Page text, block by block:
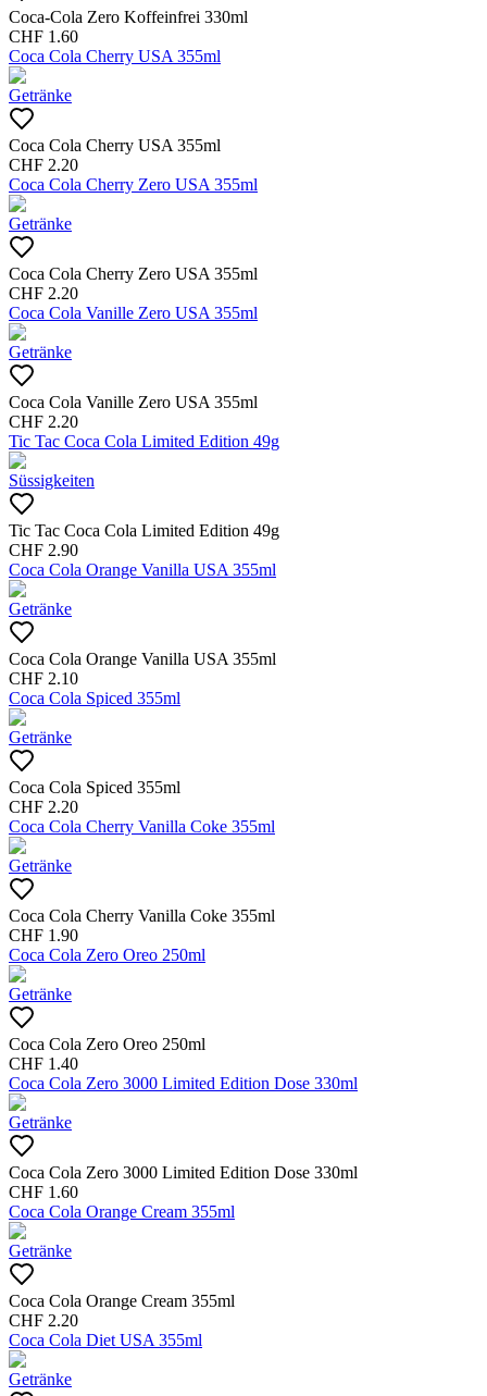
Coca-Cola Zero Koffeinfrei 330ml
CHF 1.60
Coca Cola Cherry USA 355ml
Getränke
Coca Cola Cherry USA 355ml
CHF 2.20
Coca Cola Cherry Zero USA 355ml
Getränke
Coca Cola Cherry Zero USA 355ml
CHF 2.20
Coca Cola Vanille Zero USA 355ml
Getränke
Coca Cola Vanille Zero USA 355ml
CHF 2.20
Tic Tac Coca Cola Limited Edition 49g
Süssigkeiten
Tic Tac Coca Cola Limited Edition 49g
CHF 2.90
Coca Cola Orange Vanilla USA 355ml
Getränke
Coca Cola Orange Vanilla USA 355ml
CHF 2.10
Coca Cola Spiced 355ml
Getränke
Coca Cola Spiced 355ml
CHF 2.20
Coca Cola Cherry Vanilla Coke 355ml
Getränke
Coca Cola Cherry Vanilla Coke 355ml
CHF 1.90
Coca Cola Zero Oreo 250ml
Getränke
Coca Cola Zero Oreo 250ml
CHF 1.40
Coca Cola Zero 3000 Limited Edition Dose 330ml
Getränke
Coca Cola Zero 3000 Limited Edition Dose 330ml
CHF 1.60
Coca Cola Orange Cream 355ml
Getränke
Coca Cola Orange Cream 355ml
CHF 2.20
Coca Cola Diet USA 355ml
Getränke